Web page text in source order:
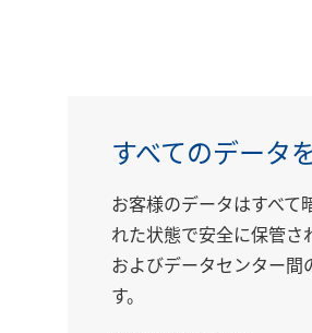
すべてのデータ
お客様のデータはすべて
れた状態で安全に保管さ
およびデータセンター間
す。